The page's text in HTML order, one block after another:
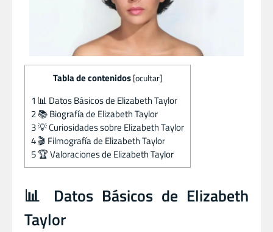
Tabla de contenidos [ocultar]
1 📊 Datos Básicos de Elizabeth Taylor
2📚 Biografía de Elizabeth Taylor
3💡 Curiosidades sobre Elizabeth Taylor
4🎬 Filmografía de Elizabeth Taylor
5🏆 Valoraciones de Elizabeth Taylor
📊 Datos Básicos de Elizabeth
Taylor